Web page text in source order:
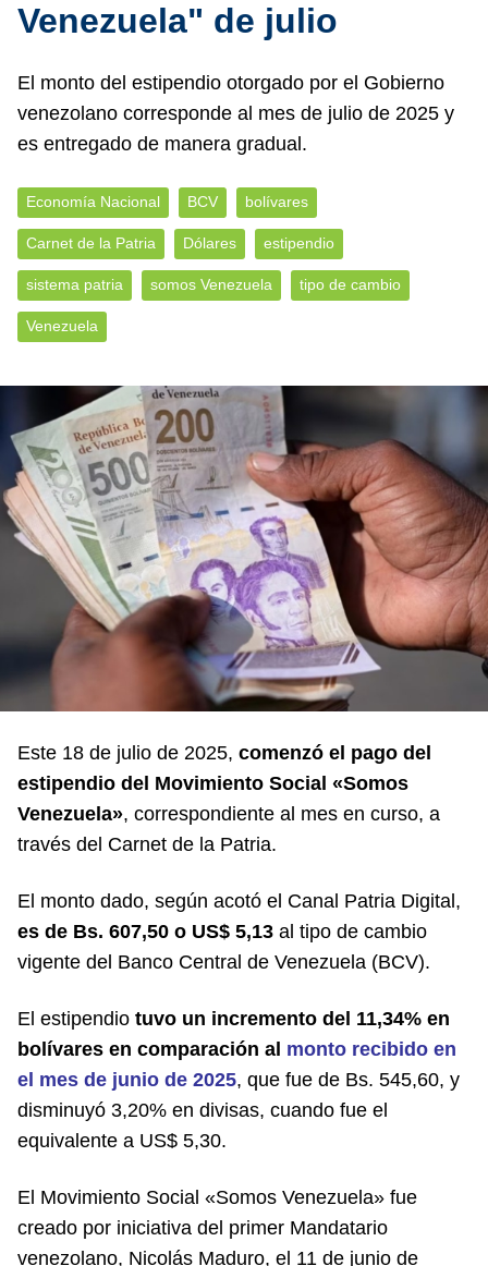
Venezuela" de julio
El monto del estipendio otorgado por el Gobierno
venezolano corresponde al mes de julio de 2025 y
es entregado de manera gradual.
Economía Nacional BCV bolívares
Carnet de la Patria Dólares estipendio
sistema patria somos Venezuela tipo de cambio
Venezuela
Este 18 de julio de 2025, comenzó el pago del
estipendio del Movimiento Social «Somos
Venezuela», correspondiente al mes en curso, a
través del Carnet de la Patria.
El monto dado, según acotó el Canal Patria Digital,
es de Bs. 607,50 o US$ 5,13 al tipo de cambio
vigente del Banco Central de Venezuela (BCV).
El estipendio tuvo un incremento del 11,34% en
bolívares en comparación al monto recibido en
el mes de junio de 2025, que fue de Bs. 545,60, y
disminuyó 3,20% en divisas, cuando fue el
equivalente a US$ 5,30.
El Movimiento Social «Somos Venezuela» fue
creado por iniciativa del primer Mandatario
venezolano, Nicolás Maduro, el 11 de junio de